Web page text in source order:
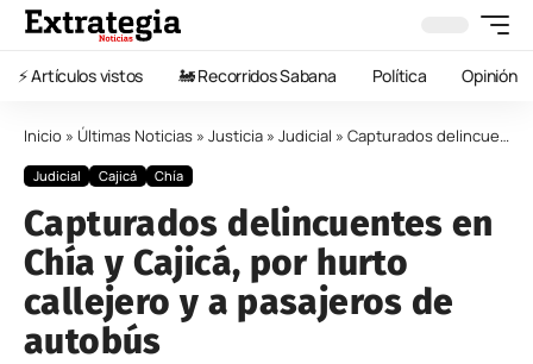
⚡️ Artículos vistos 🚂 Recorridos Sabana Política Opinión
Inicio » Últimas Noticias » Justicia » Judicial » Capturados delincuentes en Chía y Cajicá, por hurto callejero y a pasajeros de autobús
Judicial Cajicá Chía
Capturados delincuentes en
Chía y Cajicá, por hurto
callejero y a pasajeros de
autobús